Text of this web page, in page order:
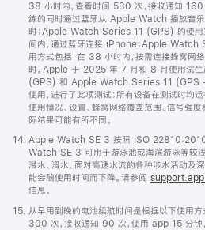
38 小时内，查看时间 530 次，接收通知 160
练的同时通过蓝牙从 Apple Watch 播放音
时；Apple Watch Series 11 (GPS) 的使用
间内，通过蓝牙连接 iPhone；Apple
用方式包括：在 38 小时内，按需连接蜂窝
时。Apple 于 2025 年 7 月和 8 月使用试
(GPS) 和 Apple Watch Series 11 (GPS +
使用，进行了此项测试；所有设备在测试时均
使用情况、设置、蜂窝网络覆盖范围、信号强
际结果可能有所不同。
脚
14. Apple Watch SE 3 按照 ISO 22810:2010
Watch SE 3 可用于游泳池或海滨游泳等较
潜水、滑水、面对高速水流的各种涉水活动及
能会随使用时间而下降。请参阅
信息。
脚
15.
从早用到晚的电池续航时间是根据以下使用方
300 次，接收通知 90 次，使用 app 15 分钟